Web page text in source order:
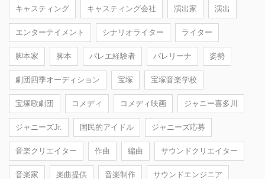
キャスティング キャスティング会社 演出家 演出
エンターテイメント シナリオライター ライター
脚本家 脚本 バレエ経験者 バレリーナ 姿勢
劇団四季オーディション 宝塚 宝塚音楽学校
宝塚歌劇団 コメディ コメディ映画 ジャニー喜多川
ジャニーズJr. 国民的アイドル ジャニーズ応募
音楽クリエイター 作曲 編曲 サウンドクリエイター
音楽家 楽曲提供 音楽制作 サウンドエンジニア